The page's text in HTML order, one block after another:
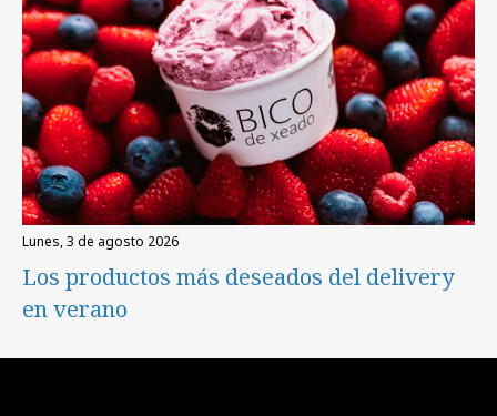
lunes, 3 de agosto 2026
Los productos más deseados del delivery
en verano